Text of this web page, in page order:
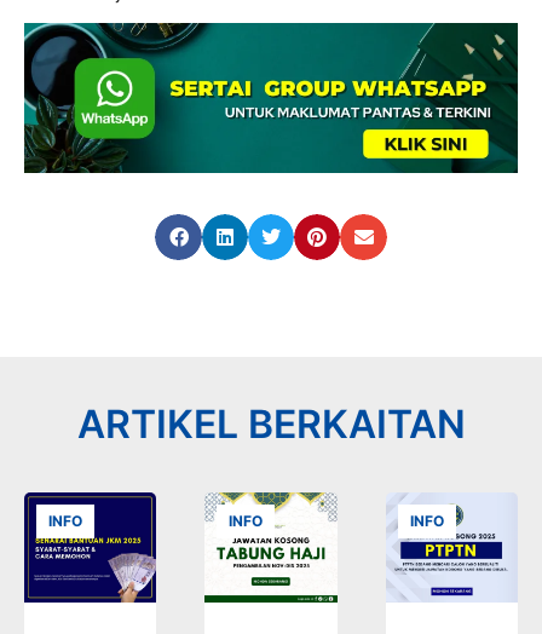
ARTIKEL BERKAITAN
INFO INFO INFO